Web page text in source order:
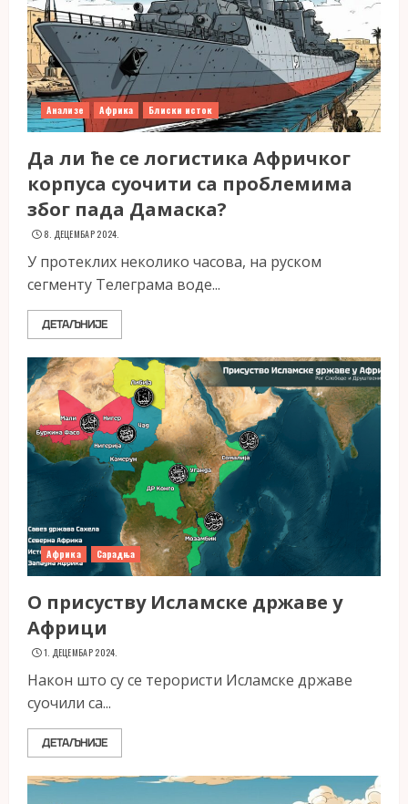
Анализе Африка Блиски исток
Да ли ће се логистика Афричког
корпуса суочити са проблемима
због пада Дамаска?
8. ДЕЦЕМБАР 2024.
У протеклих неколико часова, на руском
сегменту Телеграма воде...
ДЕТАЉНИЈЕ
Африка Сарадња
О присуству Исламске државе у
Африци
1. ДЕЦЕМБАР 2024.
Након што су се терористи Исламске државе
суочили са...
ДЕТАЉНИЈЕ